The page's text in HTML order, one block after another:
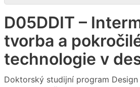
D05DDIT –
tvorba a
technologie v
Doktorský studijní program Design